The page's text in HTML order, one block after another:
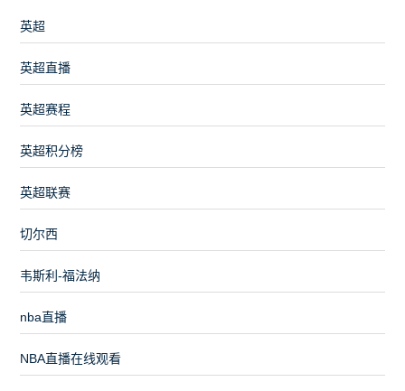
英超
英超直播
英超赛程
英超积分榜
英超联赛
切尔西
韦斯利-福法纳
nba直播
NBA直播在线观看